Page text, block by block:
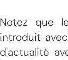
Notez que
introduit
d'actualité